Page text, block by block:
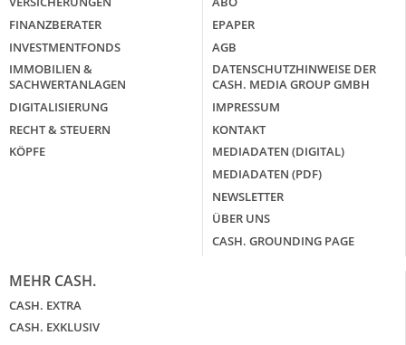
FINANZBERATER
INVESTMENTFONDS
IMMOBILIEN &
SACHWERTANLAGEN
DIGITALISIERUNG
RECHT & STEUERN
KÖPFE
EPAPER
AGB
DATENSCHUTZHINWEISE DER
CASH. MEDIA GROUP GMBH
IMPRESSUM
KONTAKT
MEDIADATEN (DIGITAL)
MEDIADATEN (PDF)
NEWSLETTER
ÜBER UNS
CASH. GROUNDING PAGE
MEHR CASH.
CASH. EXTRA
CASH. EXKLUSIV